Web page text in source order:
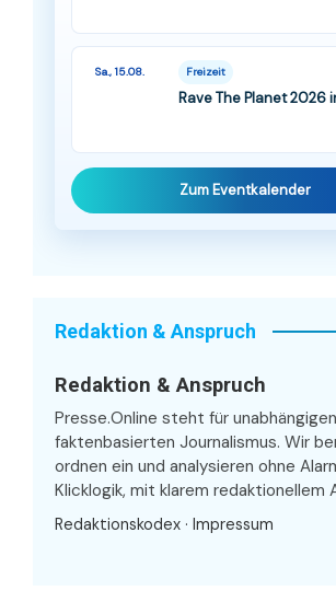
Sa., 15.08. Freizeit
Rave The Planet 2026
Zum Eventkalender
Redaktion & Anspruch
Redaktion & Anspruch
Presse.Online steht für
faktenbasierten Journalismus. Wir
ordnen ein und analysieren ohne
Klicklogik, mit klarem redaktionellem
Redaktionskodex · Impressum